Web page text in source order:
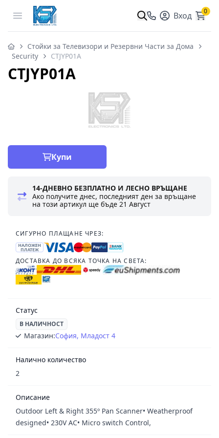
Open menu Вход 0
Стойки за Телевизори и Резервни Части за Дома
Security
CTJYP01A
CTJYP01A
Купи
14-ДНЕВНО БЕЗПЛАТНО И ЛЕСНО ВРЪЩАНЕ
Ако получите днес, последният ден за връщане
на този артикул ще бъде21 Август
СИГУРНО ПЛАЩАНЕ ЧРЕЗ:
НАЛОЖЕН
ПЛАТЕЖ
ДОСТАВКА ДО ВСЯКА ТОЧКА НА СВЕТА:
Статус
В НАЛИЧНОСТ
Магазин:София, Младост 4
Налично количество
2
Описание
Outdoor Left & Right 355º Pan Scanner• Weatherproof
designed• 230V AC• Micro switch Control,